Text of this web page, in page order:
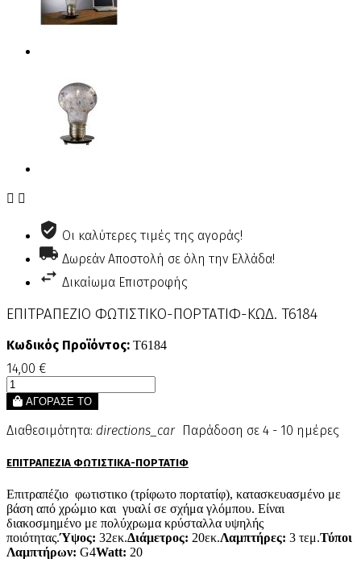
 
Οι καλύτερες τιμές της αγοράς!
Δωρεάν Αποστολή σε όλη την Ελλάδα!
Δικαίωμα Επιστροφής
ΕΠΙΤΡΑΠΕΖΙΟ ΦΩΤΙΣΤΙΚΟ-ΠΟΡΤΑΤΙΦ-ΚΩΔ. T6184
Κωδικός Προϊόντος: T6184
14,00 €
ΑΓΟΡΑΣΕ ΤΟ
Διαθεσιμότητα: directions_car Παράδοση σε 4 - 10 ημέρες
ΕΠΙΤΡΑΠΕΖΙΑ ΦΩΤΙΣΤΙΚΑ-ΠΟΡΤΑΤΙΦ
Επιτραπέζιο φωτιστικο (τρίφωτο πορτατίφ), κατασκευασμένο με
βάση από χρώμιο και γυαλί σε σχήμα γλόμπου. Είναι
διακοσμημένο με πολύχρωμα κρύσταλλα υψηλής
ποιότητας.Ύψος: 32εκ.Διάμετρος: 20εκ.Λαμπτήρες: 3 τεμ.Τύποι
Λαμπτήρων: G4Watt: 20